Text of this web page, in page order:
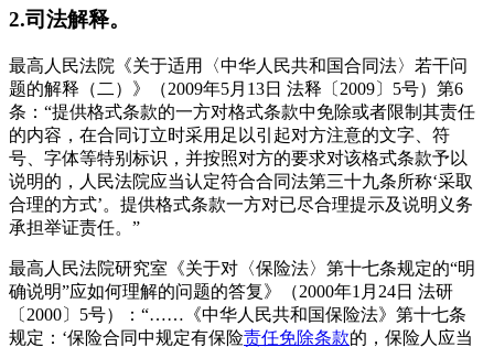
2.司法解释。
最高人民法院《关于适用〈中华人民共和国合同法〉若干问
题的解释（二）》（2009年5月13日 法释〔2009〕5号）第6
条：“提供格式条款的一方对格式条款中免除或者限制其责任
的内容，在合同订立时采用足以引起对方注意的文字、符
号、字体等特别标识，并按照对方的要求对该格式条款予以
说明的，人民法院应当认定符合合同法第三十九条所称‘采取
合理的方式’。提供格式条款一方对已尽合理提示及说明义务
承担举证责任。”
最高人民法院研究室《关于对〈保险法〉第十七条规定的“明
确说明”应如何理解的问题的答复》（2000年1月24日 法研
〔2000〕5号）：“……《中华人民共和国保险法》第十七条
规定：‘保险合同中规定有保险责任免除条款的，保险人应当